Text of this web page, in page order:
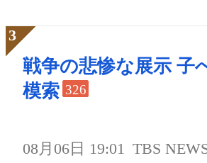
戦争の悲惨な展示 子
模索 326
08月06日 19:01 TBS